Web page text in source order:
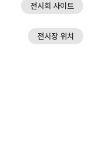
전시회 사이트
전시장 위치